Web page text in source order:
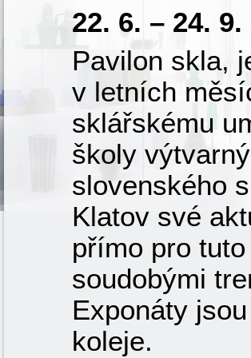
22. 6. – 24.
Pavilon skla,
v letních
sklářskému
školy
slovenského
Klatov své
přímo pro
soudobými
Exponáty
koleje.